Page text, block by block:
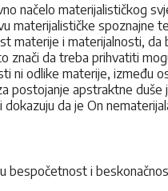
načelo materijalističkog
materijalističke spoznajne
materije i materijalnosti,
znači da treba prihvatiti
ni odlike materije, između
postojanje apstraktne
da je On
bespočetnost i